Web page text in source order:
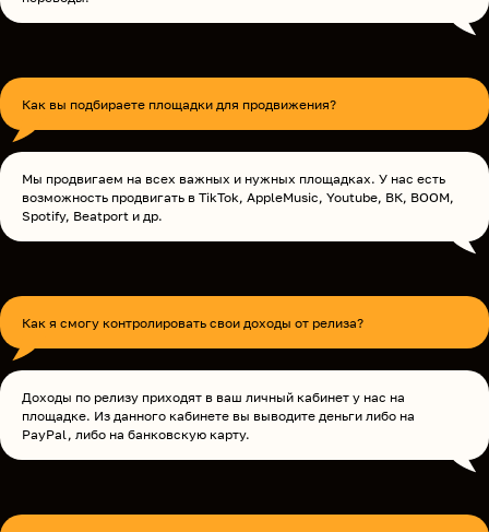
Как вы подбираете площадки для продвижения?
Мы продвигаем на всех важных и нужных площадках. У нас есть
возможность продвигать в TikTok, AppleMusic, Youtube, ВК, BOOM,
Spotify, Beatport и др.
Как я смогу контролировать свои доходы от релиза?
Доходы по релизу приходят в ваш личный кабинет у нас на
площадке. Из данного кабинете вы выводите деньги либо на
PayPal, либо на банковскую карту.